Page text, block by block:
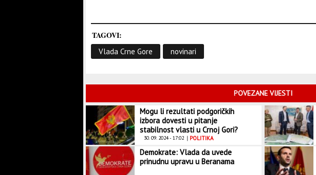
TAGOVI:
Vlada Crne Gore novinari
POVEZANE VIJESTI
Mogu li rezultati podgoričkih
izbora dovesti u pitanje
stabilnost vlasti u Crnoj Gori?
30. 09. 2024 - 17:02 | POLITIKA
Demokrate: Vlada da uvede
prinudnu upravu u Beranama